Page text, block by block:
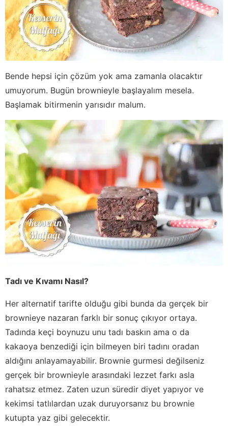
Bende hepsi için çözüm yok ama zamanla olacaktır
umuyorum. Bugün brownieyle başlayalım mesela.
Başlamak bitirmenin yarısıdır malum.
Tadı ve Kıvamı Nasıl?
Her alternatif tarifte olduğu gibi bunda da gerçek bir
brownieye nazaran farklı bir sonuç çıkıyor ortaya.
Tadında keçi boynuzu unu tadı baskın ama o da
kakaoya benzediği için bilmeyen biri tadını oradan
aldığını anlayamayabilir. Brownie gurmesi değilseniz
gerçek bir brownieyle arasındaki lezzet farkı asla
rahatsız etmez. Zaten uzun süredir diyet yapıyor ve
kekimsi tatlılardan uzak duruyorsanız bu brownie
kutupta yaz gibi gelecektir.